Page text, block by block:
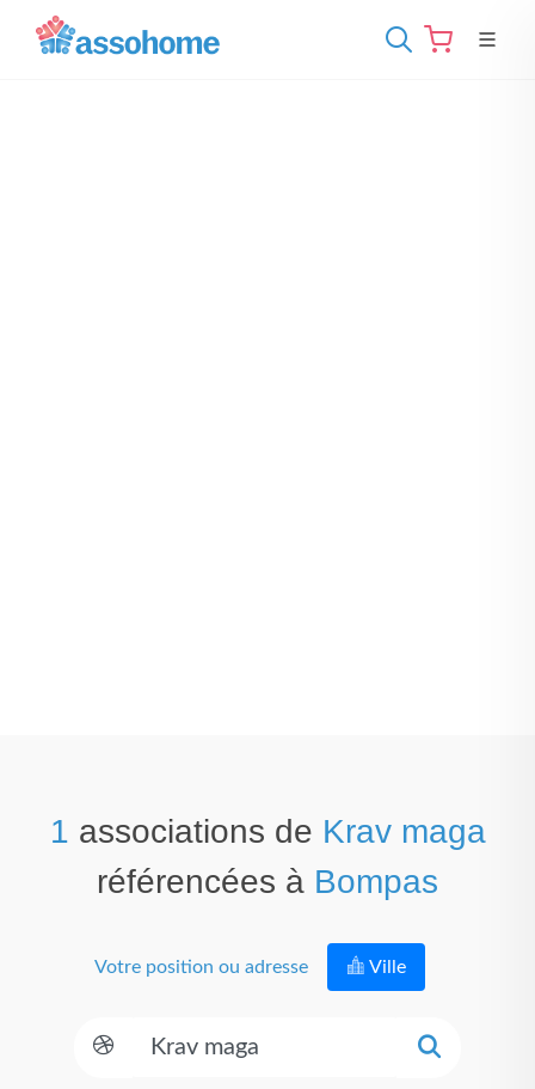
1 associations de Krav maga
référencées à Bompas
Votre position ou adresse Ville